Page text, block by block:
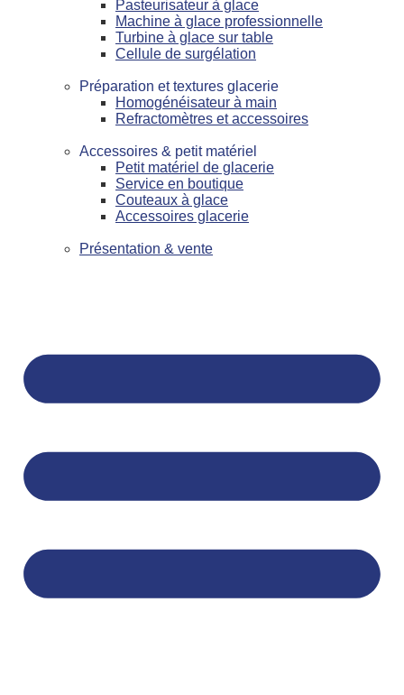
Pasteurisateur à glace
Machine à glace professionnelle
Turbine à glace sur table
Cellule de surgélation
Préparation et textures glacerie
Homogénéisateur à main
Refractomètres et accessoires
Accessoires & petit matériel
Petit matériel de glacerie
Service en boutique
Couteaux à glace
Accessoires glacerie
Présentation & vente